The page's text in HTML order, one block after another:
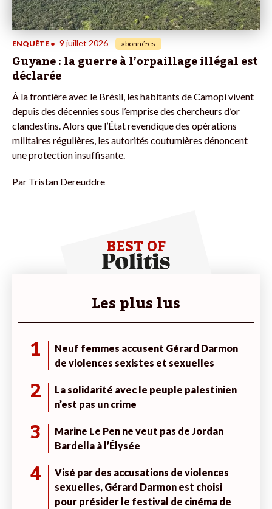
ENQUÊTE • 9 juillet 2026 abonné·es
Guyane : la guerre à l’orpaillage illégal est
déclarée
À la frontière avec le Brésil, les habitants de Camopi vivent
depuis des décennies sous l’emprise des chercheurs d’or
clandestins. Alors que l’État revendique des opérations
militaires régulières, les autorités coutumières dénoncent
une protection insuffisante.
Par Tristan Dereuddre
BEST OF
Les plus lus
1
Neuf femmes accusent Gérard Darmon
de violences sexistes et sexuelles
2
La solidarité avec le peuple palestinien
n’est pas un crime
3
Marine Le Pen ne veut pas de Jordan
Bardella à l’Élysée
4
Visé par des accusations de violences
sexuelles, Gérard Darmon est choisi
pour présider le festival de cinéma de